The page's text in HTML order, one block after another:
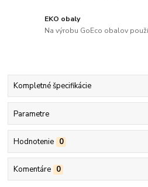
EKO obaly
Na výrobu GoEco obalov
Kompletné špecifikácie
Parametre
Hodnotenie 0
Komentáre 0